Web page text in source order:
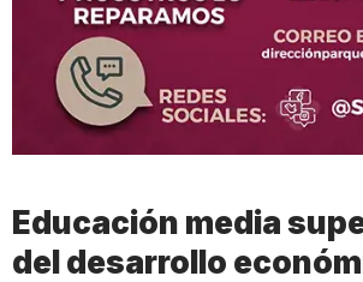
Educación media
del desarrollo